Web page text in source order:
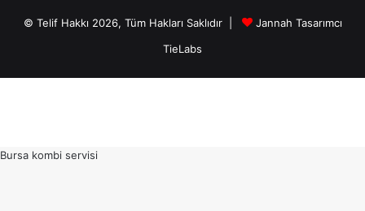
© Telif Hakkı 2026, Tüm Hakları Saklıdır |
Jannah Tasarımcı
TieLabs
Bursa kombi servisi